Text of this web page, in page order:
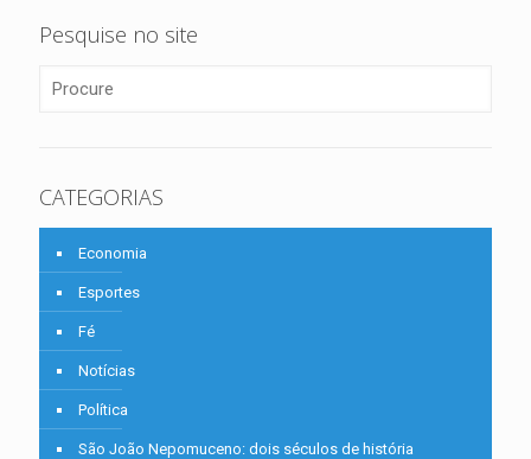
Pesquise no site
CATEGORIAS
Economia
Esportes
Fé
Notícias
Política
São João Nepomuceno: dois séculos de história